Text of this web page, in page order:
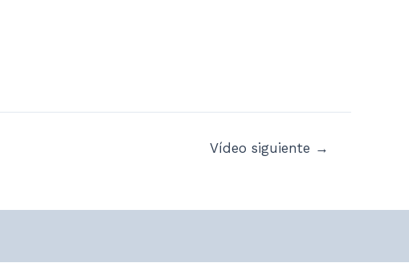
Vídeo siguiente →